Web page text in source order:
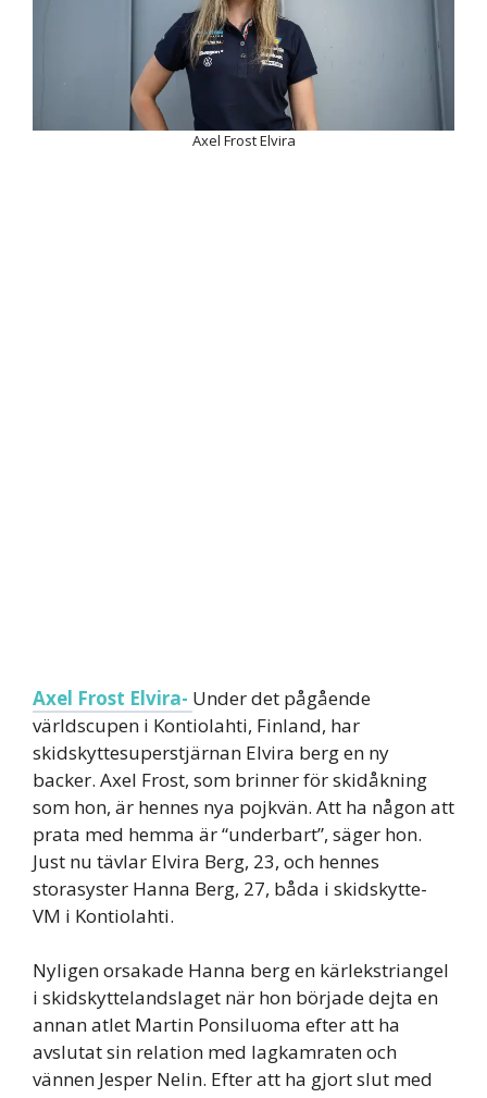
Axel Frost Elvira
Axel Frost Elvira- Under det pågående
världscupen i Kontiolahti, Finland, har
skidskyttesuperstjärnan Elvira berg en ny
backer. Axel Frost, som brinner för skidåkning
som hon, är hennes nya pojkvän. Att ha någon att
prata med hemma är “underbart”, säger hon.
Just nu tävlar Elvira Berg, 23, och hennes
storasyster Hanna Berg, 27, båda i skidskytte-
VM i Kontiolahti.
Nyligen orsakade Hanna berg en kärlekstriangel
i skidskyttelandslaget när hon började dejta en
annan atlet Martin Ponsiluoma efter att ha
avslutat sin relation med lagkamraten och
vännen Jesper Nelin. Efter att ha gjort slut med